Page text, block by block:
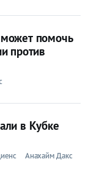
помочь
против
в Кубке
Анахайм Дакс